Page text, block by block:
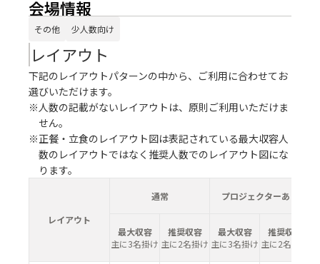
会場情報
その他 少人数向け
レイアウト
下記のレイアウトパターンの中から、ご利用に合わせてお
選びいただけます。
※人数の記載がないレイアウトは、原則ご利用いただけま
せん。
※正餐・立食のレイアウト図は表記されている最大収容人
数のレイアウトではなく推奨人数でのレイアウト図にな
ります。
レイアウト
通常 プロジェクターあり
最大収容
主に3名掛け
推奨収容
主に2名掛け
最大収容
主に3名掛け
推奨収容
主に2名掛け